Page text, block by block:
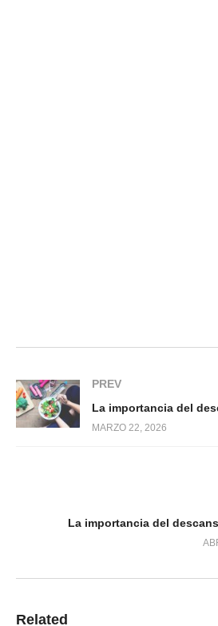
PREV
MARZO 22, 2026
La importancia del
Related